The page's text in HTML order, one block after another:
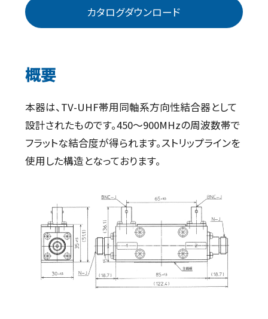
カタログダウンロード
概要
本器は、TV-UHF帯用同軸系方向性結合器として
設計されたものです。450～900MHzの周波数帯で
フラットな結合度が得られます。ストリップラインを
使用した構造となっております。